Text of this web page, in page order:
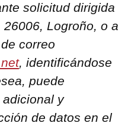
solicitud dirigida
Logroño, o a
correo
, identificándose
puede
y
de datos en el